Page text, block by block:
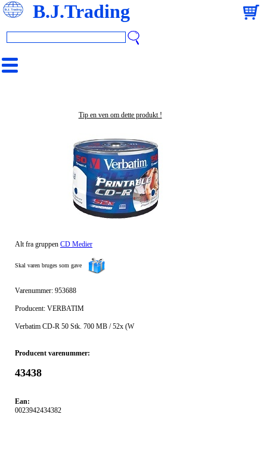
B.J.Trading
Tip en ven om dette produkt !
Alt fra gruppen CD Medier
Skal varen bruges som gave
Varenummer: 953688
Producent: VERBATIM
Verbatim CD-R 50 Stk. 700 MB / 52x (W
Producent varenummer:
43438
Ean:
0023942434382